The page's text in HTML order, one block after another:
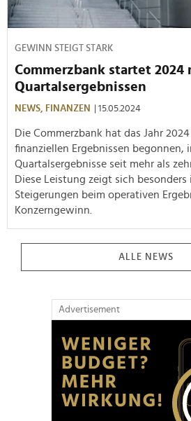
GEWINN STEIGT STARK
Commerzbank startet 2024
Quartalsergebnissen
NEWS, FINANZEN | 15.05.2024
Die Commerzbank hat das Jahr
finanziellen Ergebnissen begonnen,
Quartalsergebnisse seit mehr als
Diese Leistung zeigt sich
Steigerungen beim operativen
Konzerngewinn.
ALLE NEWS
Advertisement